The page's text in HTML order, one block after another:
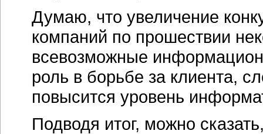
Думаю, что увеличение
компаний по прошествии
всевозможные
роль в борьбе за клиента,
повысится уровень
Подводя итог, можно